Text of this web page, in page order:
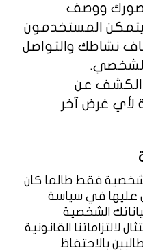
ووصف
المستخدمون
نشاطك والتواصل
الكشف عن
لأي غرض آخر
فقط طالما كان
عليها في سياسة
الشخصية
لالتزاماتنا القانونية
بالاحتفاظ